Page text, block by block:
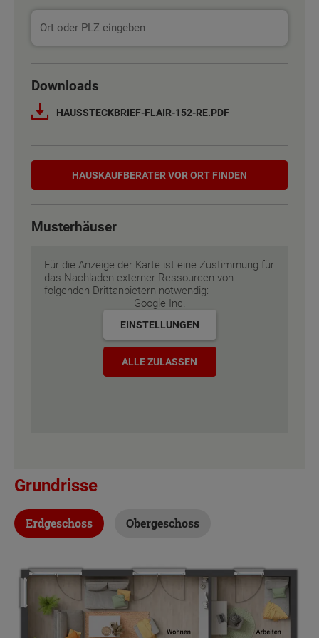
Außenmaße 10.5 m x 8.75 m
Inklusivausstattung
Außenmaße 10.5 m x 8.75 m
Inklusivausstattung
Downloads
HAUSSTECKBRIEF-FLAIR-152-RE.PDF
Hauskaufberater
HAUSKAUF­BERATER VOR ORT FINDEN
Musterhäuser
Für die Anzeige der Karte ist eine Zustimmung für
das Nachladen externer Ressourcen von
folgenden Drittanbietern notwendig:
Google Inc.
EINSTELLUNGEN
ALLE ZULASSEN
Grundrisse
Erdgeschoss Obergeschoss